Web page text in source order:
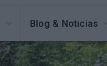
Blog & Noticias